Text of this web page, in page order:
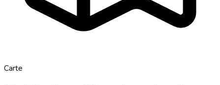
Carte